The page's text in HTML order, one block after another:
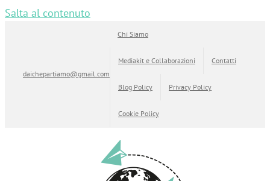
Salta al contenuto
daichepartiamo@gmail.com
Chi Siamo
Mediakit e Collaborazioni Contatti
Blog Policy Privacy Policy
Cookie Policy